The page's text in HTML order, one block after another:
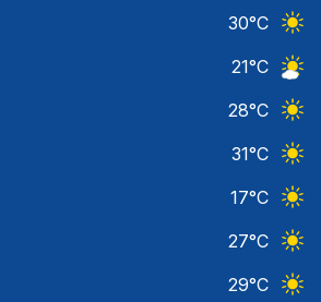
30°C
21°C
28°C
31°C
17°C
27°C
29°C